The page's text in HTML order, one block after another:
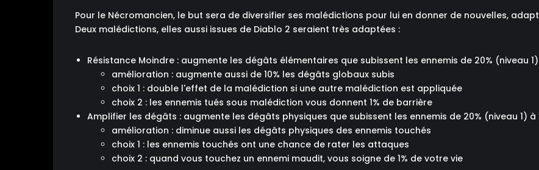
Pour le Nécromancien, le but sera de diversifier ses malédictions pour lui en donner de nouvelles,
Deux malédictions, elles aussi issues de Diablo 2 seraient très adaptées :
Résistance Moindre : augmente les dégâts élémentaires que subissent les ennemis de 20% (niveau
amélioration : augmente aussi de 10% les dégâts globaux subis
choix 1 : double l'effet de la malédiction si une autre malédiction est appliquée
choix 2 : les ennemis tués sous malédiction vous donnent 1% de barrière
Amplifier les dégâts : augmente les dégâts physiques que subissent les ennemis de 20% (niveau 1) à
amélioration : diminue aussi les dégâts physiques des ennemis touchés
choix 1 : les ennemis touchés ont une chance de rater les attaques
choix 2 : quand vous touchez un ennemi maudit, vous soigne de 1% de votre vie